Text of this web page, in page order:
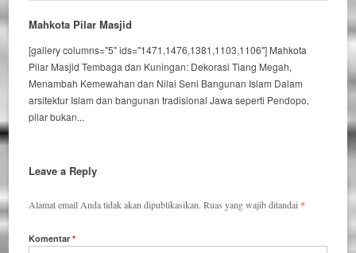
Mahkota Pilar Masjid
[gallery columns="5" ids="1471,1476,1381,1103,1106"] Mahkota
Pilar Masjid Tembaga dan Kuningan: Dekorasi Tiang Megah,
Menambah Kemewahan dan Nilai Seni Bangunan Islam Dalam
arsitektur Islam dan bangunan tradisional Jawa seperti Pendopo,
pilar bukan...
Leave a Reply
Alamat email Anda tidak akan dipublikasikan. Ruas yang wajib ditandai *
Komentar*